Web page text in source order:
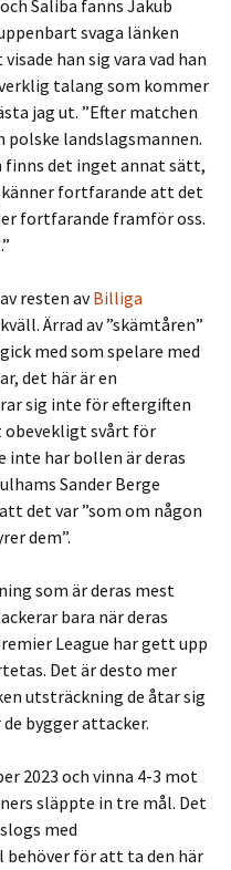
Saliba fanns Jakub
svaga länken
han sig vara vad han
talang som kommer
jag ut. ”Efter matchen
polske landslagsmannen.
finns det inget annat sätt,
fortfarande att det
fortfarande framför oss.
resten avBilliga
Ärrad av ”skämtåren”
med som spelare med
det här är en
sig inte för eftergiften
obevekligt svårt för
inte har bollen är deras
Sander Berge
det var ”som om någon
dem”.
som är deras mest
bara när deras
League har gett upp
Det är desto mer
utsträckning de åtar sig
bygger attacker.
2023 och vinna 4-3 mot
släppte in tre mål. Det
med
behöver för att ta den här